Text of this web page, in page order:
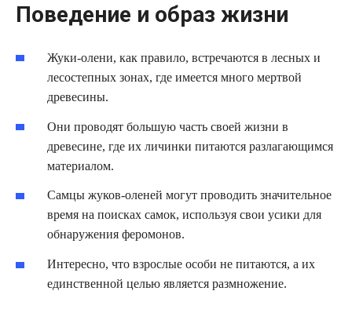
Поведение и образ жизни
Жуки-олени, как правило, встречаются в лесных и
лесостепных зонах, где имеется много мертвой
древесины.
Они проводят большую часть своей жизни в
древесине, где их личинки питаются разлагающимся
материалом.
Самцы жуков-оленей могут проводить значительное
время на поисках самок, используя свои усики для
обнаружения феромонов.
Интересно, что взрослые особи не питаются, а их
единственной целью является размножение.